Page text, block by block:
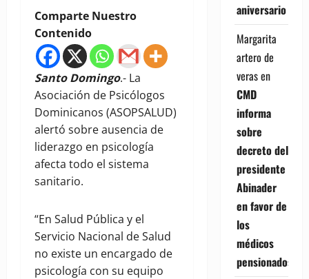
Comparte Nuestro
Contenido
Santo Domingo.- La
Asociación de Psicólogos
Dominicanos (ASOPSALUD)
alertó sobre ausencia de
liderazgo en psicología
afecta todo el sistema
sanitario.
“En Salud Pública y el
Servicio Nacional de Salud
no existe un encargado de
psicología con su equipo
aniversario
Margarita
artero de
verasen
CMD
informa
sobre
decreto del
presidente
Abinader
en favor de
los
médicos
pensionados